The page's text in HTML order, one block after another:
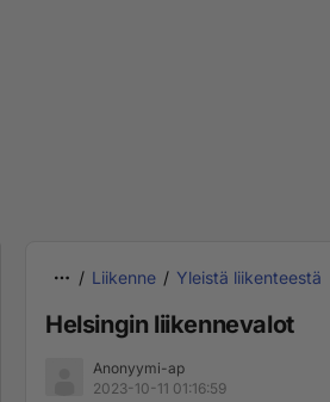
Liikenne Yleistä liikenteestä
Helsingin liikennevalot
Anonyymi-ap
2023-10-11 01:16:59